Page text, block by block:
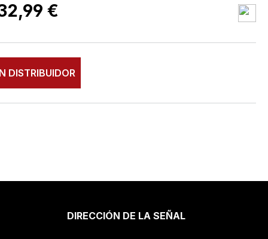
€
DISTRIBUIDOR
DIRECCIÓN DE LA SEÑAL